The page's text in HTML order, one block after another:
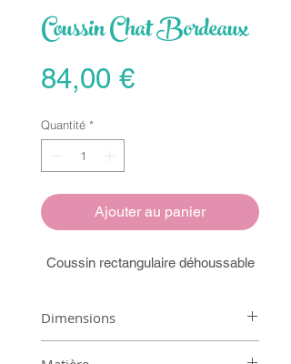
Coussin Chat Bordeaux
84,00 €Prix
Quantité *
Ajouter au panier
Coussin rectangulaire déhoussable
Dimensions